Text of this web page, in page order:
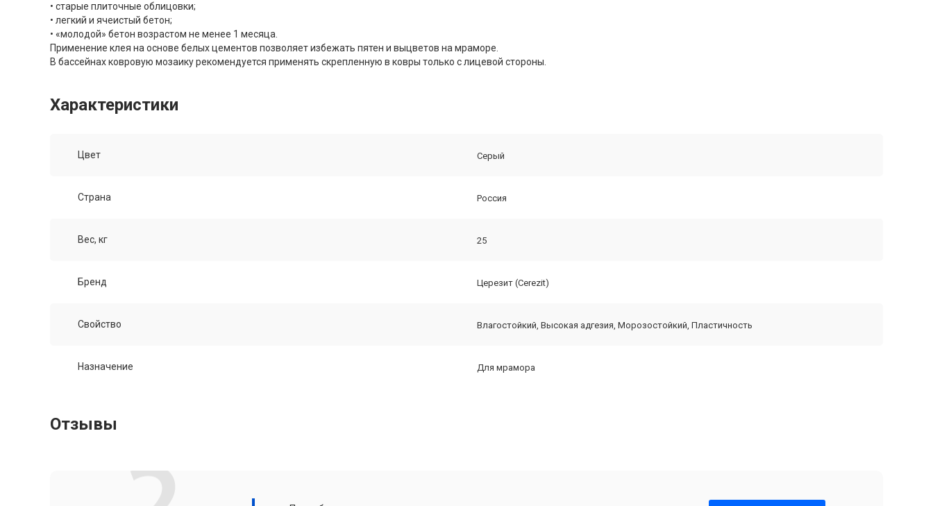
• старые плиточные облицовки;
• легкий и ячеистый бетон;
• «молодой» бетон возрастом не менее 1 месяца.
Применение клея на основе белых цементов позволяет избежать пятен и выцветов на мраморе.
В бассейнах ковровую мозаику рекомендуется применять скрепленную в ковры только с лицевой стороны.
Характеристики
Цвет Серый
Страна Россия
Вес, кг 25
Бренд Церезит (Cerezit)
Свойство Влагостойкий, Высокая адгезия, Морозостойкий, Пластичность
Назначение Для мрамора
Отзывы